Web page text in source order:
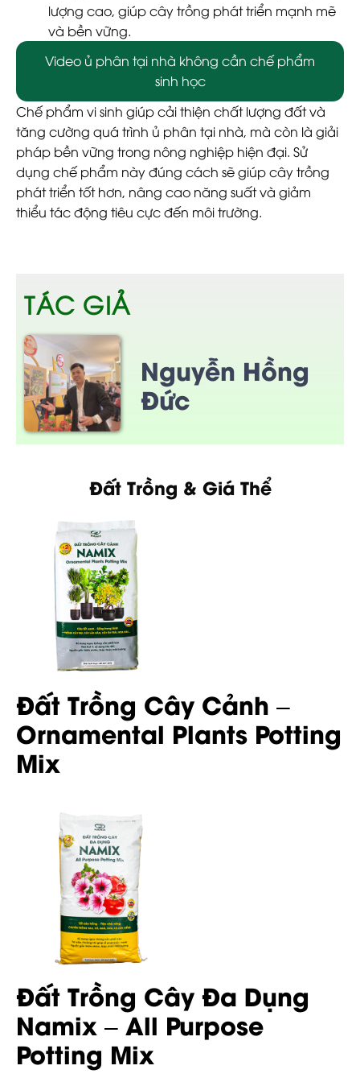
lượng cao, giúp cây trồng phát triển mạnh mẽ
và bền vững.
Video ủ phân tại nhà không cần chế phẩm
sinh học
Chế phẩm vi sinh giúp cải thiện chất lượng đất và
tăng cường quá trình ủ phân tại nhà, mà còn là giải
pháp bền vững trong nông nghiệp hiện đại. Sử
dụng chế phẩm này đúng cách sẽ giúp cây trồng
phát triển tốt hơn, nâng cao năng suất và giảm
thiểu tác động tiêu cực đến môi trường.
TÁC GIẢ
Nguyễn Hồng
Đức
Đất Trồng & Giá Thể
Đất Trồng Cây Cảnh –
Ornamental Plants Potting
Mix
Đất Trồng Cây Đa Dụng
Namix – All Purpose
Potting Mix